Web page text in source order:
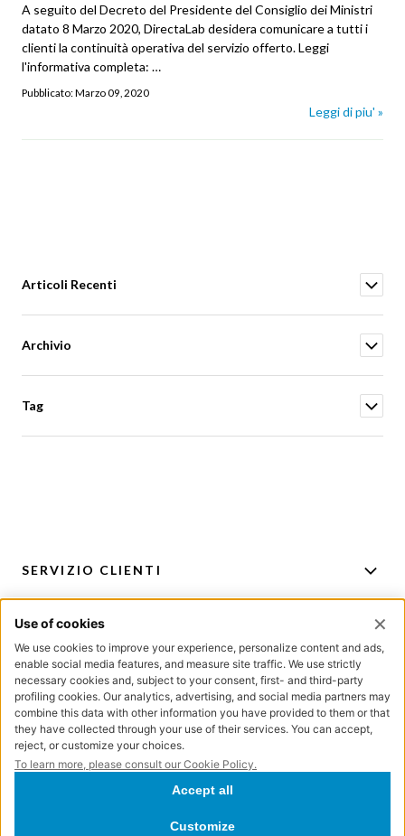
A seguito del Decreto del Presidente del Consiglio dei Ministri
datato 8 Marzo 2020, DirectaLab desidera comunicare a tutti i
clienti la continuità operativa del servizio offerto. Leggi
l'informativa completa: …
Pubblicato:Marzo 09, 2020
Leggi di piu' »
Articoli Recenti
Archivio
Tag
SERVIZIO CLIENTI
PER CONSIGLI E ACQUISTI
ISCRIZIONE NEWSLETTER